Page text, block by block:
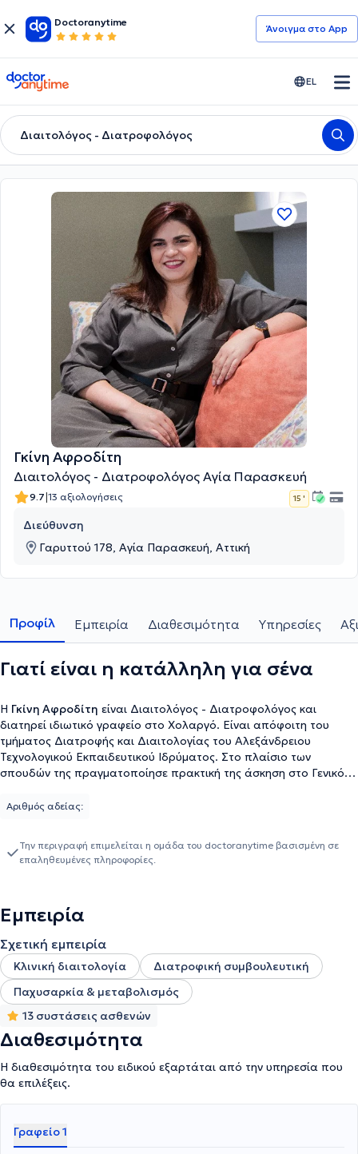
Doctoranytime
Άνοιγμα στο App
doctoranytime EL
Διαιτολόγος - Διατροφολόγος
Γκίνη Αφροδίτη
Διαιτολόγος - Διατροφολόγος Αγία Παρασκευή
9.7|13 αξιολογήσεις 15 '
Διεύθυνση
Γαρυττού 178, Αγία Παρασκευή, Αττική
Προφίλ Εμπειρία Διαθεσιμότητα Υπηρεσίες
Γιατί είναι η κατάλληλη για σένα
Η Γκίνη Αφροδίτη είναι Διαιτολόγος - Διατροφολόγος και
διατηρεί ιδιωτικό γραφείο στο Χολαργό. Είναι απόφοιτη του
τμήματος Διατροφής και Διαιτολογίας του Αλεξάνδρειου
Τεχνολογικού Εκπαιδευτικού Ιδρύματος. Στο πλαίσιο των
σπουδών της πραγματοποίησε πρακτική της άσκηση στο Γενικό
διατροφική διαχείριση εγκύων, καρκινοπαθών, υπερηλίκων και
Αθηνών με ειδίκευση στην "Εφαρμοσμένη Διαιτολογία -
Διατροφή" με κατεύθυνση στη Μοριακή Διατροφή, η οποία έχει
συνεργασία της με το Χαροκόπειο Πανεπιστήμιο ως
προγράμματος MAST4HEALTH, και στη συνέχεια εργάστηκε ως
εργαστηριακή βοηθός στη διαγνωστική εταιρεία Randox στη
Βόρεια Ιρλανδία. Τέλος, συμμετέχει σε συνέδρια και σεμινάρια
και παρακολουθεί τις επιστημονικές εξελίξεις του τομέα της
διατροφής.
Αριθμός αδείας:
Την περιγραφή επιμελείται η ομάδα του doctoranytime βασισμένη σε
επαληθευμένες πληροφορίες.
Εμπειρία
Σχετική εμπειρία
Κλινική διαιτολογία
Διατροφική συμβουλευτική
Παχυσαρκία & μεταβολισμός
13 συστάσεις ασθενών
Διαθεσιμότητα
Η διαθεσιμότητα του ειδικού εξαρτάται από την υπηρεσία που
θα επιλέξεις.
Γραφείο 1